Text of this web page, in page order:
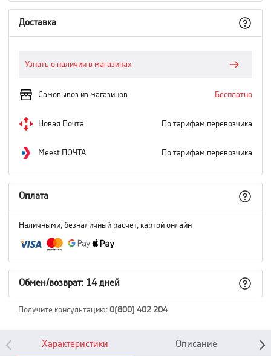
Доставка
Узнать о наличии в магазинах
Самовывоз из магазинов Бесплатно
Новая Почта По тарифам перевозчика
Meest ПОЧТА По тарифам перевозчика
Оплата
Наличными, безналичный расчет, картой онлайн
Обмен/возврат: 14 дней
Получите консультацию: 0(800) 402 204
Характеристики Описание